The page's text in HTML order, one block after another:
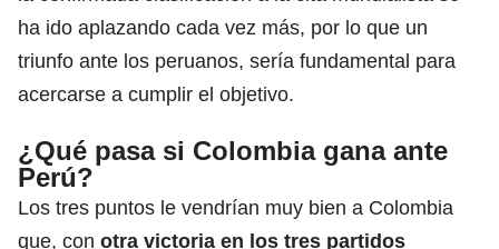
ha ido aplazando cada vez más, por lo que un
triunfo ante los peruanos, sería fundamental para
acercarse a cumplir el objetivo.
¿Qué pasa si Colombia gana ante
Perú?
Los tres puntos le vendrían muy bien a Colombia
que, con otra victoria en los tres partidos